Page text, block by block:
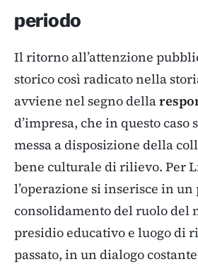
periodo
Il ritorno all’attenzione
storico così radicato nella
avviene nel segno della
d’impresa, che in questo caso
messa a disposizione della
bene culturale di rilievo. Per
l’operazione si inserisce in un
consolidamento del ruolo del
presidio educativo e luogo di
passato, in un dialogo